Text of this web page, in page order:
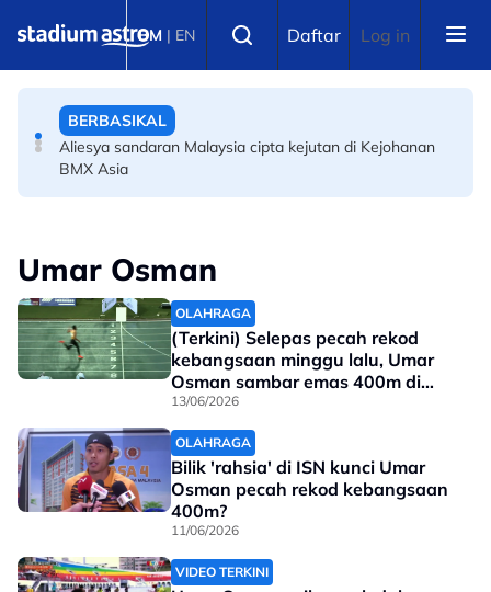
BM | EN Daftar Log in
Sukan Asia: Naquib Azlan akui perebutan slot wakili
BERBASIKAL
Aliesya sandaran Malaysia cipta kejutan di Kejohanan
BMX Asia
Umar Osman
OLAHRAGA
(Terkini) Selepas pecah rekod
kebangsaan minggu lalu, Umar
Osman sambar emas 400m di
Hong Kong
13/06/2026
OLAHRAGA
Bilik 'rahsia' di ISN kunci Umar
Osman pecah rekod kebangsaan
400m?
11/06/2026
VIDEO TERKINI